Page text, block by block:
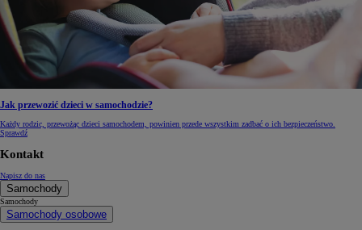
Jak przewozić dzieci w samochodzie?
Każdy rodzic, przewożąc dzieci samochodem, powinien przede wszystkim zadbać o ich bezpieczeństwo.
Sprawdź
Kontakt
Napisz do nas
Samochody
Samochody
Samochody osobowe